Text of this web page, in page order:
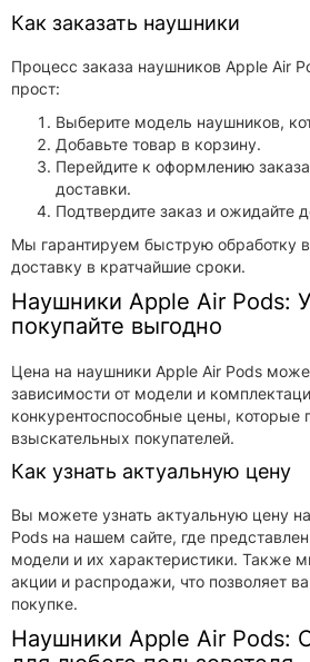
Как заказать наушники
Процесс заказа наушников Apple Air
прост:
Выберите модель наушников,
Добавьте товар в корзину.
Перейдите к оформлению
доставки.
Подтвердите заказ и ожидайте
Мы гарантируем быструю обработку
доставку в кратчайшие сроки.
Наушники Apple Air Pods:
покупайте выгодно
Цена на наушники Apple Air Pods
зависимости от модели и
конкурентоспособные цены,
взыскательных покупателей.
Как узнать актуальную цену
Вы можете узнать актуальную цену
Pods на нашем сайте, где
модели и их характеристики. Также
акции и распродажи, что позволяет
покупке.
Наушники Apple Air Pods: